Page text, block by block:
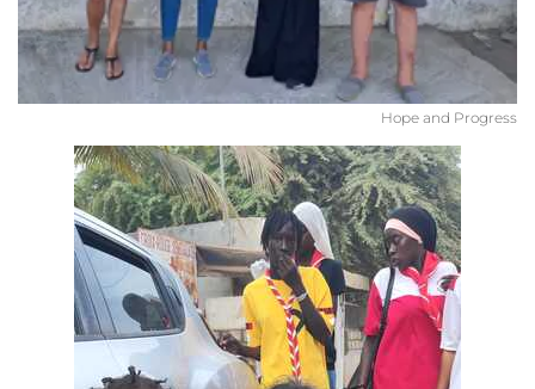
Hope and Progress